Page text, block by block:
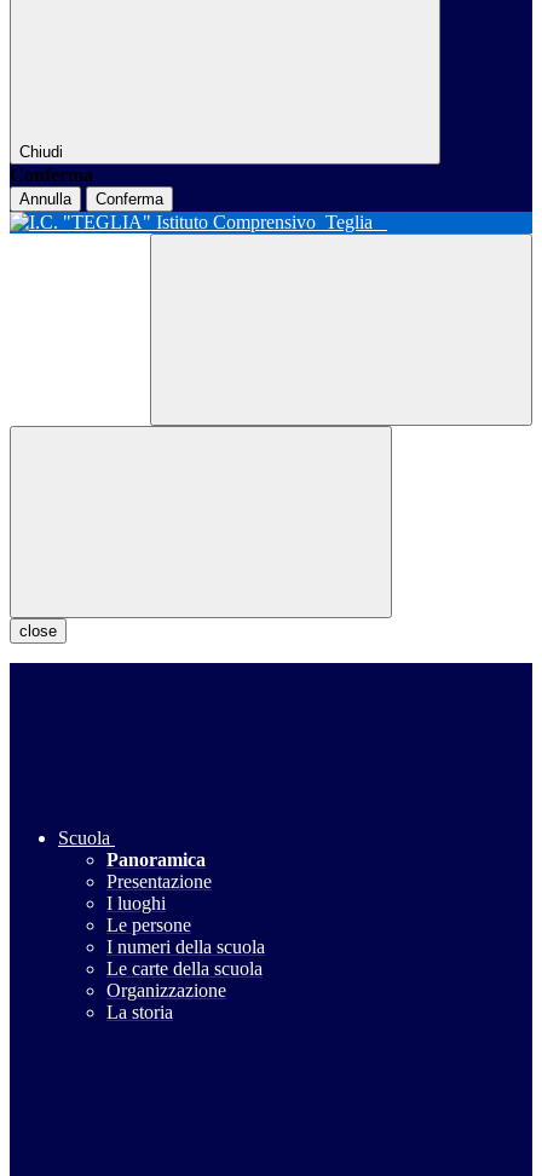
Chiudi
Conferma
Annulla Conferma
Istituto Comprensivo Teglia
close
Scuola
Panoramica
Presentazione
I luoghi
Le persone
I numeri della scuola
Le carte della scuola
Organizzazione
La storia